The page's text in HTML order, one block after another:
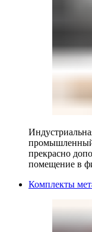
промышленный
прекрасно
помещение в
Комплекты